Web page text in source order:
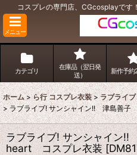
コスプレの専門店、CGcosplayです
メニュー
カテゴリ
在庫品（翌日発
送）
新作予
ホーム > ら行 コスプレ衣装 > ラブライブ
> ラブライブ! サンシャイン!! 津島善
ラブライブ! サンシャイ
heart コスプレ衣装 [